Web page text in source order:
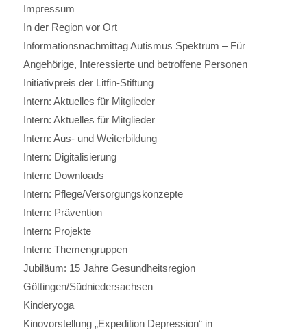
Impressum
In der Region vor Ort
Informationsnachmittag Autismus Spektrum – Für
Angehörige, Interessierte und betroffene Personen
Initiativpreis der Litfin-Stiftung
Intern: Aktuelles für Mitglieder
Intern: Aktuelles für Mitglieder
Intern: Aus- und Weiterbildung
Intern: Digitalisierung
Intern: Downloads
Intern: Pflege/Versorgungskonzepte
Intern: Prävention
Intern: Projekte
Intern: Themengruppen
Jubiläum: 15 Jahre Gesundheitsregion
Göttingen/Südniedersachsen
Kinderyoga
Kinovorstellung „Expedition Depression“ in